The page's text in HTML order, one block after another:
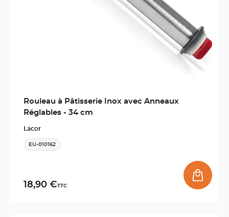
Rouleau à Pâtisserie Inox avec Anneaux
Réglables - 34 cm
Lacor
EU-010162
18,90 €TTC